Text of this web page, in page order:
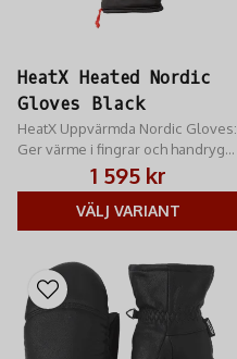
HeatX Heated Nordic
Gloves Black
HeatX Uppvärmda Nordic Gloves:
Ger värme i fingrar och handrygg.
Uppladdningsbara och
designade för nordisk vinter.
Slitstarka och svarta.
1 595 kr
VÄLJ VARIANT